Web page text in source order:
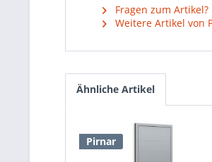
Fragen zum Artikel?
Weitere Artikel von
Ähnliche Artikel
Pirnar